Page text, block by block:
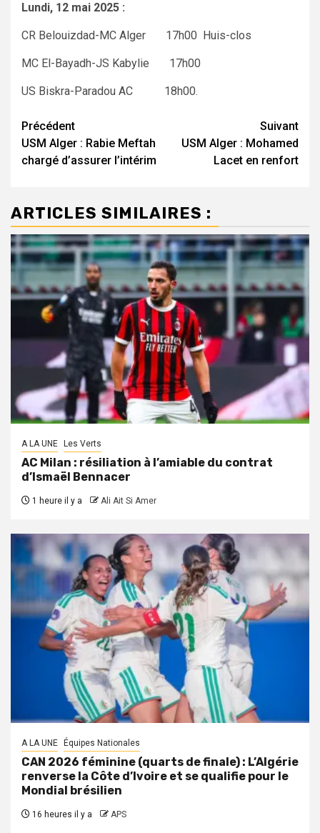
Lundi, 12 mai 2025 :
CR Belouizdad-MC Alger 17h00 Huis-clos
MC El-Bayadh-JS Kabylie 17h00
US Biskra-Paradou AC 18h00.
Navigation
d’article
Précédent
USM Alger : Rabie Meftah
chargé d’assurer l’intérim
Suivant
USM Alger : Mohamed
Lacet en renfort
ARTICLES SIMILAIRES :
A LA UNE Les Verts
AC Milan : résiliation à l’amiable du contrat
d’Ismaël Bennacer
1 heure il y a Ali Ait Si Amer
A LA UNE Équipes Nationales
CAN 2026 féminine (quarts de finale) : L’Algérie
renverse la Côte d’Ivoire et se qualifie pour le
Mondial brésilien
16 heures il y a APS